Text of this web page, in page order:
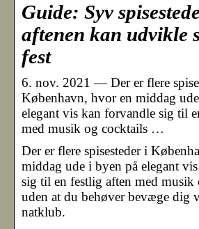
Guide: Syv
aftenen kan udvikle
fest
6. nov. 2021 — Der er flere
København, hvor en middag
elegant vis kan forvandle sig til
med musik og cocktails …
Der er flere spisesteder i
middag ude i byen på elegant
sig til en festlig aften med musik
uden at du behøver bevæge dig
natklub.